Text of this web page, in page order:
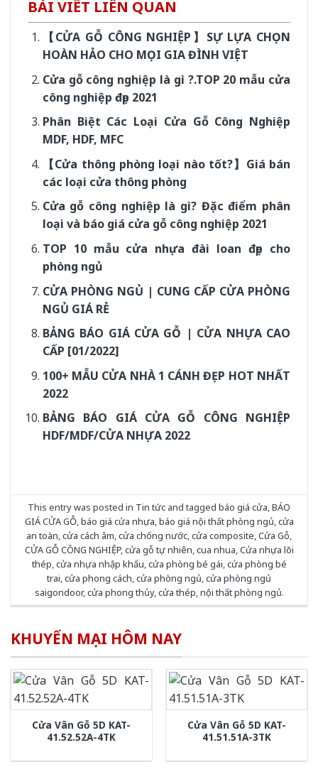
BÀI VIẾT LIÊN QUAN
【CỬA GỖ CÔNG NGHIỆP】SỰ LỰA CHỌN
HOÀN HẢO CHO MỌI GIA ĐÌNH VIỆT
Cửa gỗ công nghiệp là gì ?.TOP 20 mẫu cửa
công nghiệp đẹp 2021
Phân Biệt Các Loại Cửa Gỗ Công Nghiệp
MDF, HDF, MFC
【Cửa thông phòng loại nào tốt?】Giá bán
các loại cửa thông phòng
Cửa gỗ công nghiệp là gì? Đặc điểm phân
loại và báo giá cửa gỗ công nghiệp 2021
TOP 10 mẫu cửa nhựa đài loan đẹp cho
phòng ngủ
CỬA PHÒNG NGỦ | CUNG CẤP CỬA PHÒNG
NGỦ GIÁ RẺ
BẢNG BÁO GIÁ CỬA GỖ | CỬA NHỰA CAO
CẤP [01/2022]
100+ MẪU CỬA NHÀ 1 CÁNH ĐẸP HOT NHẤT
2022
BẢNG BÁO GIÁ CỬA GỖ CÔNG NGHIỆP
HDF/MDF/CỬA NHỰA 2022
This entry was posted in Tin tức and tagged báo giá cửa,BÁO
GIÁ CỬA GỖ,báo giá cửa nhựa,báo giá nội thất phòng ngủ,cửa
an toàn,cửa cách âm,cửa chống nước,cửa composite,Cửa Gỗ,
CỬA GỖ CÔNG NGHIỆP,cửa gỗ tự nhiên,cua nhua,Cửa nhựa lõi
thép,cửa nhựa nhập khẩu,cửa phòng bé gái,cửa phòng bé
trai,cửa phong cách,cửa phòng ngủ,cửa phòng ngủ
saigondoor,cửa phong thủy,cửa thép,nội thất phòng ngủ.
KHUYẾN MẠI HÔM NAY
Cửa Vân Gỗ 5D KAT-
41.52.52A-4TK
Cửa Vân Gỗ 5D KAT-
41.51.51A-3TK